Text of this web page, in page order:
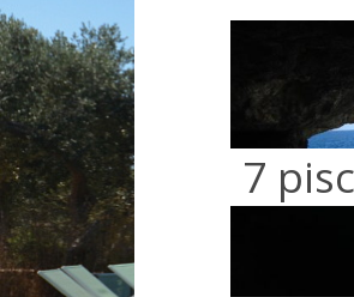
7